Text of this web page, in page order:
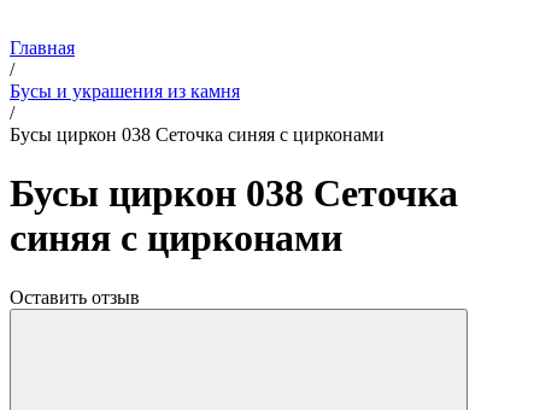
Главная
/
Бусы и украшения из камня
/
Бусы циркон 038 Сеточка синяя с цирконами
Бусы циркон 038 Сеточка
синяя с цирконами
Оставить отзыв